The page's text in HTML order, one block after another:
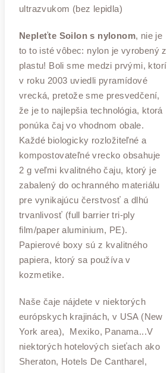
ultrazvukom (bez lepidla)
Nepleťte Soilon s nylonom, nie je
to to isté vôbec: nylon je vyrobený z
plastu! Boli sme medzi prvými, ktorí
v roku 2003 uviedli pyramídové
vrecká, pretože sme presvedčení,
že je to najlepšia technológia, ktorá
ponúka čaj vo vhodnom obale.
Každé biologicky rozložiteľné a
kompostovateľné vrecko obsahuje
2 g veľmi kvalitného čaju, ktorý je
zabalený do ochranného materiálu
pre vynikajúcu čerstvosť a dlhú
trvanlivosť (full barrier tri-ply
film/paper aluminium, PE).
Papierové boxy sú z kvalitného
papiera, ktorý sa používa v
kozmetike.
Naše čaje nájdete v niektorých
európskych krajinách, v USA (New
York area), Mexiko, Panama...V
niektorých hotelových sieťach ako
Sheraton, Hotels De Cantharel,